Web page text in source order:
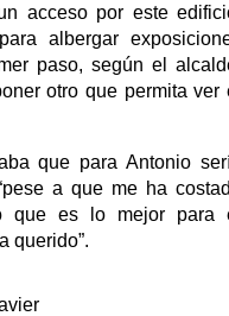
acceso por este
albergar
paso, según el
otro que permita ver
que para Antonio
a que me ha
que es lo mejor para
querido”.